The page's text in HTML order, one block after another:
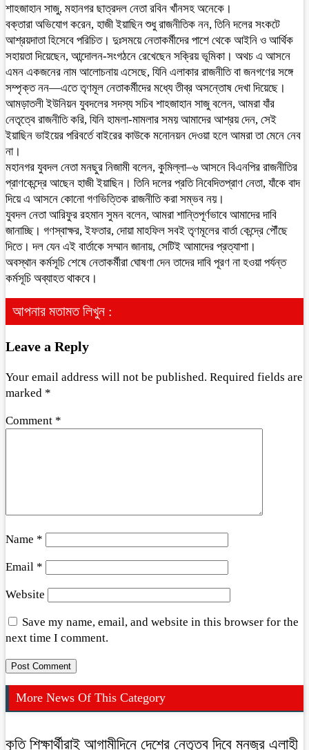
শাহজাহান সাজু, মহানগর ছাত্রদল নেতা রবিন খাঁনসহ অনেকে।
বক্তারা অভিযোগ করেন, হাজী ইয়াছিন শুধু রাজনীতিক নন, তিনি দলের সংকটে
আশ্রয়দাতা হিসেবে পরিচিত। দুঃসময়ে নেতাকর্মীদের পাশে থেকে আইনি ও আর্থিক
সহায়তা দিয়েছেন, আন্দোলন-সংগঠনে রেখেছেন সক্রিয় ভূমিকা। অথচ এ আসনে
এমন একজনের নাম আলোচনায় এসেছে, যিনি এলাকার রাজনীতি বা জনগণের সঙ্গে
সম্পৃক্ত নন—এতে তৃণমূল নেতাকর্মীদের মধ্যে তীব্র অসন্তোষ দেখা দিয়েছে।
আমড়াতলী ইউনিয়ন যুবদলের সদস্য সচিব শাহজাহান সাজু বলেন, আমরা যাঁর
নেতৃত্বে রাজনীতি করি, যিনি হামলা-মামলার সময় আমাদের আশ্রয় দেন, সেই
ইয়াছিন ভাইয়ের পরিবর্তে বাইরের কাউকে মনোনয়ন দেওয়া হলে আমরা তা মেনে নেব
না।
মহানগর যুবদল নেতা মনছুর নিজামী বলেন, কুমিল্লা–৬ আসনে বিএনপির রাজনীতির
প্রাণকেন্দ্রে আছেন হাজী ইয়াছিন। তিনি দলের প্রতি নিবেদিতপ্রাণ নেতা, যাঁকে বাদ
দিয়ে এ আসনে কোনো গণভিত্তিক রাজনীতি করা সম্ভব নয়।
যুবদল নেতা আরিফুর রহমান সুমন বলেন, আমরা শান্তিপূর্ণভাবে আমাদের দাবি
জানাচ্ছি। গণস্বাক্ষর, ইফতার, দোয়া মাহফিল সবই তৃণমূলের বার্তা কেন্দ্রে পৌঁছে
দিতে। দল যেন এই বার্তাকে সম্মান জানায়, সেটিই আমাদের প্রত্যাশা।
অবস্থান কর্মসূচি শেষে নেতাকর্মীরা ঘোষণা দেন তাদের দাবি পূরণ না হওয়া পর্যন্ত
কর্মসূচি অব্যাহত থাকবে।
আপনার মতামত লিখুন :
Leave a Reply
Your email address will not be published. Required fields are
marked *
Comment *
Name *
Email *
Website
Save my name, email, and website in this browser for the
next time I comment.
More News Of This Category
কৃতি শিক্ষার্থীরাই আগামীদিনে দেশের নেতৃত্ব দিবে মনজুর এলাহী